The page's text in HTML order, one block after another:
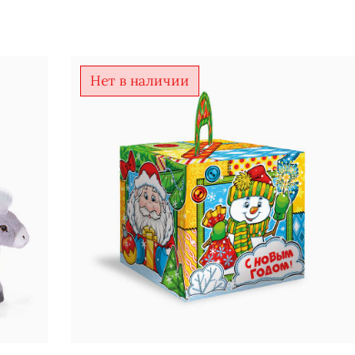
Нет в наличии